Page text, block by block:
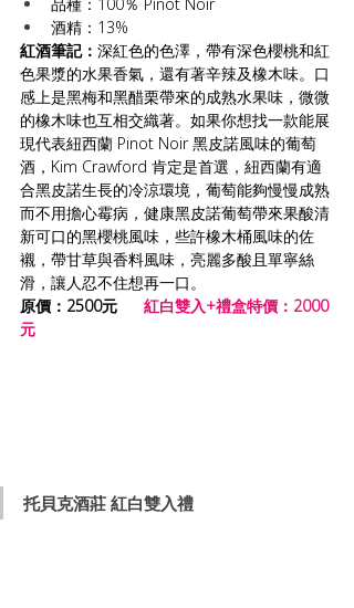
酒精：13%
紅酒筆記： 深紅色的色澤，帶有深色櫻桃和紅
色果漿的水果香氣，還有著辛辣及橡木味。口
感上是黑梅和黑醋栗帶來的成熟水果味，微微
的橡木味也互相交織著。如果你想找一款能展
現代表紐西蘭 Pinot Noir 黑皮諾風味的葡萄
酒，Kim Crawford 肯定是首選，紐西蘭有適
合黑皮諾生長的冷涼環境，葡萄能夠慢慢成熟
而不用擔心霉病，健康黑皮諾葡萄帶來果酸清
新可口的黑櫻桃風味，些許橡木桶風味的佐
襯，帶甘草與香料風味，亮麗多酸且單寧絲
滑，讓人忍不住想再一口。
原價：2500元
紅白雙入+禮盒特價：2000
元
托貝克酒莊 紅白雙入禮